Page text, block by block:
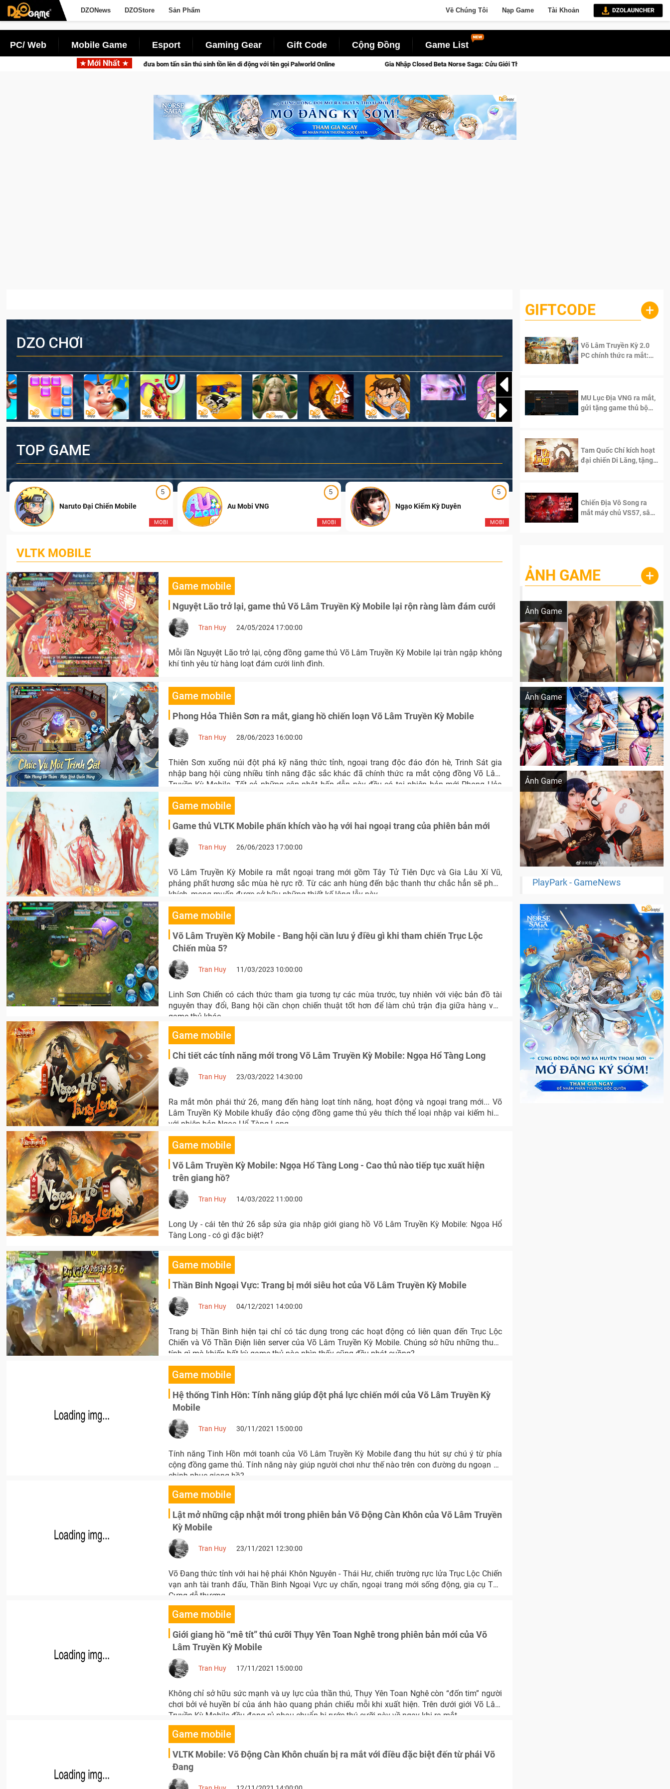
DZONews DZOStore Sản Phẩm Về Chúng Tôi Nạp Game Tài Khoản
PC/ Web Mobile Game Esport Gaming Gear Gift Code Cộng Đồng Game List
Mới Nhất
Pocketpair đưa bom tấn săn thú sinh tồn lên di động với tên gọi Palworld Online Gia Nhập Closed Beta Norse Saga: Cửu Giới Thức Tỉnh, Săn DJI Osmo Pocket 3 Ngay Hôm Nay
DZO CHƠI
TOP GAME
5
MOBI
Naruto Đại Chiến Mobile
5
MOBI
Au Mobi VNG
5
MOBI
Ngạo Kiếm Kỳ Duyên Ngạo Thiên Mobile
VLTK MOBILE
Game mobile
Nguyệt Lão trở lại, game thủ Võ Lâm Truyền Kỳ Mobile lại rộn ràng làm đám cưới
Tran Huy 24/05/2024 17:00:00
Mỗi lần Nguyệt Lão trở lại, cộng đồng game thủ Võ Lâm Truyền Kỳ Mobile lại tràn ngập không
khí tình yêu từ hàng loạt đám cưới linh đình.
Game mobile
Phong Hỏa Thiên Sơn ra mắt, giang hồ chiến loạn Võ Lâm Truyền Kỳ Mobile
Tran Huy 28/06/2023 16:00:00
Thiên Sơn xuống núi đột phá kỹ năng thức tỉnh, ngoại trang độc đáo đón hè, Trinh Sát gia
nhập bang hội cùng nhiều tính năng đặc sắc khác đã chính thức ra mắt cộng đồng Võ Lâm
Truyền Kỳ Mobile. Tất cả những cập nhật hấp dẫn này đều có tại phiên bản mới Phong Hỏa
Thiên Sơn ra mắt hôm nay.
Game mobile
Game thủ VLTK Mobile phấn khích vào hạ với hai ngoại trang của phiên bản mới
Tran Huy 26/06/2023 17:00:00
Võ Lâm Truyền Kỳ Mobile ra mắt ngoại trang mới gồm Tây Tử Tiên Dực và Gia Lâu Xí Vũ,
phảng phất hương sắc mùa hè rực rỡ. Từ các anh hùng đến bậc thanh thư chắc hẳn sẽ phấn
khích, mong muốn được sở hữu những thiết kế lộng lẫy này.
Game mobile
Võ Lâm Truyền Kỳ Mobile - Bang hội cần lưu ý điều gì khi tham chiến Trục Lộc
Chiến mùa 5?
Tran Huy 11/03/2023 10:00:00
Linh Sơn Chiến có cách thức tham gia tương tự các mùa trước, tuy nhiên với việc bản đồ tài
nguyên thay đổi, Bang hội cần chọn chiến thuật tốt hơn để làm chủ trận địa giữa hàng vạn
game thủ khác.
Game mobile
Chi tiết các tính năng mới trong Võ Lâm Truyền Kỳ Mobile: Ngọa Hổ Tàng Long
Tran Huy 23/03/2022 14:30:00
Ra mắt môn phái thứ 26, mang đến hàng loạt tính năng, hoạt động và ngoại trang mới... Võ
Lâm Truyền Kỳ Mobile khuấy đảo cộng đồng game thủ yêu thích thể loại nhập vai kiếm hiệp
với phiên bản Ngọa Hổ Tàng Long.
Game mobile
Võ Lâm Truyền Kỳ Mobile: Ngọa Hổ Tàng Long - Cao thủ nào tiếp tục xuất hiện
trên giang hồ?
Tran Huy 14/03/2022 11:00:00
Long Uy - cái tên thứ 26 sắp sửa gia nhập giới giang hồ Võ Lâm Truyền Kỳ Mobile: Ngọa Hổ
Tàng Long - có gì đặc biệt?
Game mobile
Thần Binh Ngoại Vực: Trang bị mới siêu hot của Võ Lâm Truyền Kỳ Mobile
Tran Huy 04/12/2021 14:00:00
Trang bị Thần Binh hiện tại chỉ có tác dụng trong các hoạt động có liên quan đến Trục Lộc
Chiến và Võ Thần Điện liên server của Võ Lâm Truyền Kỳ Mobile. Chúng sở hữu những thuộc
tính gì mà khiến bất kỳ game thủ nào nhìn thấy cũng đều phát cuồng?
Game mobile
Hệ thống Tinh Hồn: Tính năng giúp đột phá lực chiến mới của Võ Lâm Truyền Kỳ
Mobile
Tran Huy 30/11/2021 15:00:00
Tính năng Tinh Hồn mới toanh của Võ Lâm Truyền Kỳ Mobile đang thu hút sự chú ý từ phía
cộng đồng game thủ. Tính năng này giúp người chơi như thế nào trên con đường du ngoạn và
chinh phục giang hồ?
Game mobile
Lật mở những cập nhật mới trong phiên bản Võ Động Càn Khôn của Võ Lâm Truyền
Kỳ Mobile
Tran Huy 23/11/2021 12:30:00
Võ Đang thức tỉnh với hai hệ phái Khôn Nguyên - Thái Hư, chiến trường rực lửa Trục Lộc Chiến
vạn anh tài tranh đấu, Thần Binh Ngoại Vực uy chấn, ngoại trang mới sống động, gia cụ Thú
Cưng dễ thương...
Game mobile
Giới giang hồ “mê tít” thú cưỡi Thụy Yên Toan Nghê trong phiên bản mới của Võ
Lâm Truyền Kỳ Mobile
Tran Huy 17/11/2021 15:00:00
Không chỉ sở hữu sức mạnh và uy lực của thần thú, Thụy Yên Toan Nghê còn “đốn tim” người
chơi bởi vẻ huyền bí của ánh hào quang phản chiếu mỗi khi xuất hiện. Trên dưới giới Võ Lâm
Truyền Kỳ Mobile đều đang rủ nhau chuẩn bị rước thú cưỡi này về ngay khi ra mắt.
Game mobile
VLTK Mobile: Võ Động Càn Khôn chuẩn bị ra mắt với điều đặc biệt đến từ phái Võ
Đang
GIFTCODE +
Võ Lâm Truyền Kỳ 2.0
PC chính thức ra mắt:
MU Lục Địa VNG ra mắt,
gửi tặng game thủ bộ
Tam Quốc Chí kích hoạt
đại chiến Di Lăng, tặng
Chiến Địa Vô Song ra
mắt máy chủ VS57, sân
ẢNH GAME +
Ảnh Game
Lala Croft vừa nóng vừa xinh dưới nét vẽ
Ảnh Game
Khi AI Cosplay gái đẹp One Piece
Ảnh Game
Cosplay Xiangling siêu cute
PlayPark - GameNews